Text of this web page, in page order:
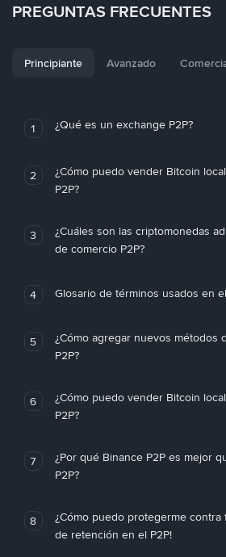
PREGUNTAS FRECUENTES
Principiante Avanzado
1 ¿Qué es un exchange P2P?
2
¿Cómo puedo vender Bitcoin
P2P?
3
¿Cuáles son las criptomonedas
de comercio P2P?
4 Glosario de términos usados en
5
¿Cómo agregar nuevos métodos
P2P?
6
¿Cómo puedo vender Bitcoin
P2P?
7
¿Por qué Binance P2P es mejor
P2P?
8
¿Cómo puedo protegerme contra
de retención en el P2P!